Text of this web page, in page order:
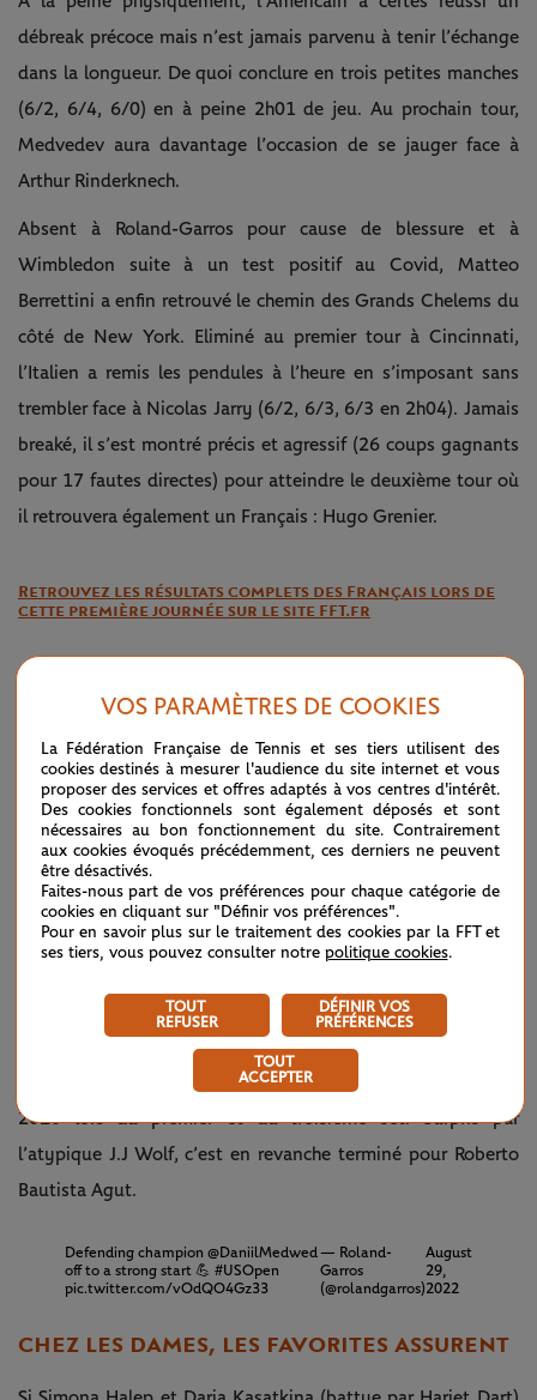
débreak précoce mais n’est jamais parvenu à tenir l’échange
dans la longueur. De quoi conclure en trois petites manches
(6/2, 6/4, 6/0) en à peine 2h01 de jeu. Au prochain tour,
Medvedev aura davantage l’occasion de se jauger face à
Arthur Rinderknech.
Absent à Roland-Garros pour cause de blessure et à
Wimbledon suite à un test positif au Covid, Matteo
Berrettini a enfin retrouvé le chemin des Grands Chelems du
côté de New York. Eliminé au premier tour à Cincinnati,
l’Italien a remis les pendules à l’heure en s’imposant sans
trembler face à Nicolas Jarry (6/2, 6/3, 6/3 en 2h04). Jamais
breaké, il s’est montré précis et agressif (26 coups gagnants
pour 17 fautes directes) pour atteindre le deuxième tour où
il retrouvera également un Français : Hugo Grenier.
Retrouvez les résultats complets des Français lors de
cette première journée sur le site FFT.fr
S’il a été davantage mis en difficulté par Kyle Edmund,
Casper Ruud a bien profité des 46 cadeaux du Britannique
pour rallier lui aussi le tour suivant où un challenge
nettement plus piégeux l’attend en la personne de Tim van
Rijthoven.Véritable sensation de la saison sur herbe, le
Néerlandais a totalement renversé la situation face au
Chinois Zhizhen Zhang en sauvant pas moins de 7 balles de
match (3/6, 6/7(4), 7/6(9), 6/1, 6/4) !
Murray, Felix Auger-Aliassime et Pablo Carreño Busta pour
le tour suivant. L’Espagnol a pris le meilleur sur Dominic
Thiem malgré une belle résistance du vainqueur de l’édition
2020 lors du premier et du troisième set. Surpris par
l’atypique J.J Wolf, c’est en revanche terminé pour Roberto
Bautista Agut.
Defending champion @DaniilMedwed
off to a strong start 💪 #USOpen
pic.twitter.com/vOdQO4Gz33
— Roland-
Garros
(@rolandgarros)
August
29,
2022
CHEZ LES DAMES, LES FAVORITES ASSURENT
VOS PARAMÈTRES DE COOKIES
La Fédération Française de Tennis et ses tiers utilisent des
cookies destinés à mesurer l'audience du site internet et vous
proposer des services et offres adaptés à vos centres d'intérêt.
Des cookies fonctionnels sont également déposés et sont
nécessaires au bon fonctionnement du site. Contrairement
aux cookies évoqués précédemment, ces derniers ne peuvent
être désactivés.
Faites-nous part de vos préférences pour chaque catégorie de
cookies en cliquant sur "Définir vos préférences".
Pour en savoir plus sur le traitement des cookies par la FFT et
ses tiers, vous pouvez consulter notre politique cookies.
TOUT
REFUSER
DÉFINIR VOS
PRÉFÉRENCES
TOUT
ACCEPTER